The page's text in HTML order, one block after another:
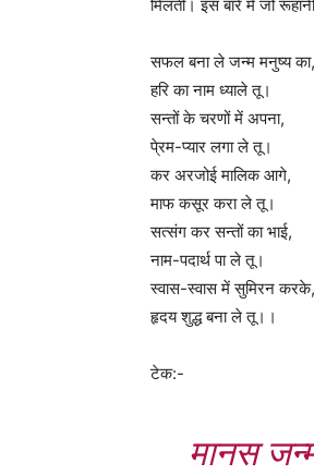
मिलती। इस बारे में जो
सफल बना ले जन्म मनुष्य का,
हरि का नाम ध्याले तू।
सन्तों के चरणों में अपना,
पे्रम-प्यार लगा ले तू।
कर अरजोई मालिक आगे,
माफ कसूर करा ले तू।
सत्संग कर सन्तों का भाई,
नाम-पदार्थ पा ले तू।
स्वास-स्वास में सुमिरन करके,
हृदय शुद्ध बना ले तू।।
टेक:-
मानस